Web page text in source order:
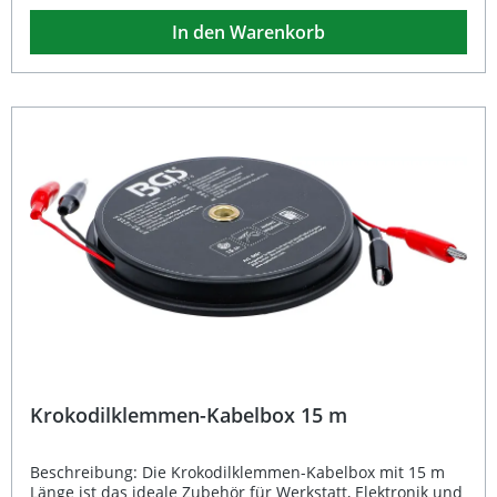
Funktionszustände zu simulieren. Die
Spannungsversorgung erfolgt über die Fahrzeugbatterie
(12 V). Der Tester ist für Werkstatt- und Prüfumgebungen
ideal geeignet und unterstützt eine zuverlässige Diagnose
Design und das geringe Gewicht erleichtern die
genauen Funktionsprüfung von Einspritzdüsen Präzise
Teststeuerung mit variabler Impulsbreite
Stromversorgung über 12V Fahrzeugbatterie Kompakte
Bauform – leicht und handlich Zuverlässig zur schnellen
Fehlerdiagnose in der Werkstatt Lieferumfang: 1x BGS
Benzin-Einspritzdüsen-Tester Bedienungsanleitung
In den Warenkorb
Krokodilklemmen-Kabelbox 15 m
Beschreibung: Die Krokodilklemmen-Kabelbox mit 15 m
Länge ist das ideale Zubehör für Werkstatt, Elektronik und